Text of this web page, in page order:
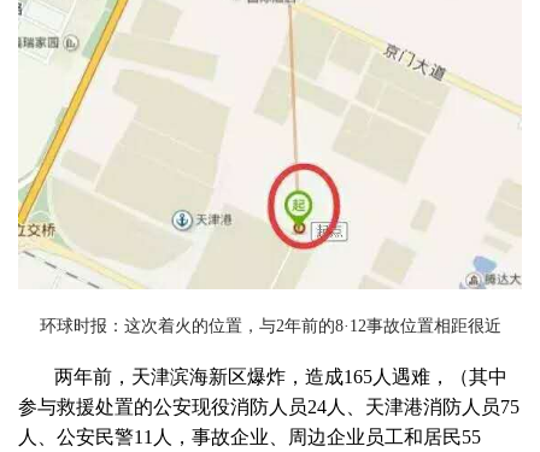
环球时报：这次着火的位置，与2年前的8· 12事故位置相距很近
两年前，天津滨海新区爆炸，造成165人遇难，（其中
参与救援处置的公安现役消防人员24人、天津港消防人员75
人、公安民警11 人，事故企业、周边企业员工和居民55